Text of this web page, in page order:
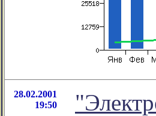
28.02.2001
19:50